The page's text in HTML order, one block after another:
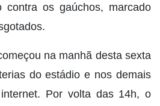
contra os gaúchos, marcado
na manhã desta sexta
do estádio e nos demais
Por volta das 14h, o